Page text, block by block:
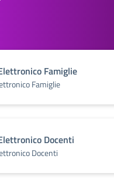
Famiglie
Famiglie
Docenti
Docenti